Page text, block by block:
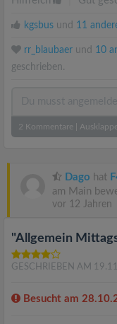
kgsbus und 11
rr_blaubaer und 10
geschrieben.
2 Kommentare
Dago hat
am Main
vor 12 Jahren
"Allgemein
GESCHRIEBEN AM
Besucht am